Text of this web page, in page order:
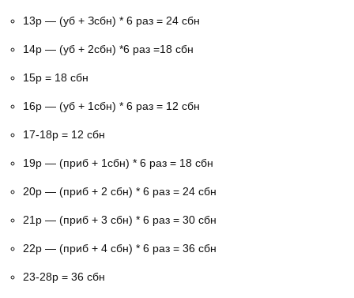
13р — (уб + Зсбн) * 6 раз = 24 сбн
14р — (уб + 2сбн) *6 раз =18 сбн
15р = 18 сбн
16р — (уб + 1сбн) * 6 раз = 12 сбн
17-18р = 12 сбн
19р — (приб + 1сбн) * 6 раз = 18 сбн
20р — (приб + 2 сбн) * 6 раз = 24 сбн
21р — (приб + 3 сбн) * 6 раз = 30 сбн
22р — (приб + 4 сбн) * 6 раз = 36 сбн
23-28р = 36 сбн